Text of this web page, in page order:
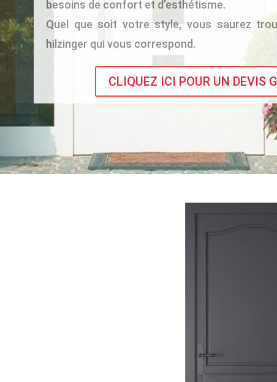
besoins de confort et d’esthétisme.
Quel que soit votre style, vous saurez
hilzinger qui vous correspond.
CLIQUEZ ICI POUR UN DEVIS